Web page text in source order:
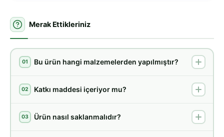
Merak Ettikleriniz
01 Bu ürün hangi malzemelerden yapılmıştır?
02 Katkı maddesi içeriyor mu?
03 Ürün nasıl saklanmalıdır?